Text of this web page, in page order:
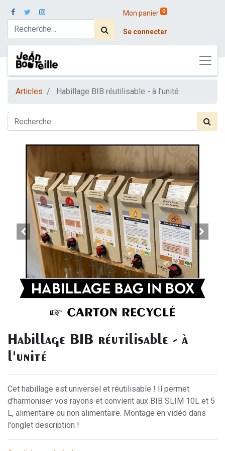
Mon panier 0
Se connecter
Articles Habillage BIB réutilisable - à l'unité
Habillage BIB réutilisable - à
l'unité
Cet habillage est universel et réutilisable ! Il permet
d'harmoniser vos rayons et convient aux BIB SLIM 10L et 5
L, alimentaire ou non alimentaire. Montage en vidéo dans
l'onglet description !